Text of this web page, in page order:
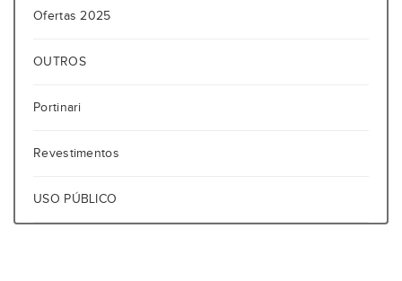
Ofertas 2025
OUTROS
Portinari
Revestimentos
USO PÚBLICO